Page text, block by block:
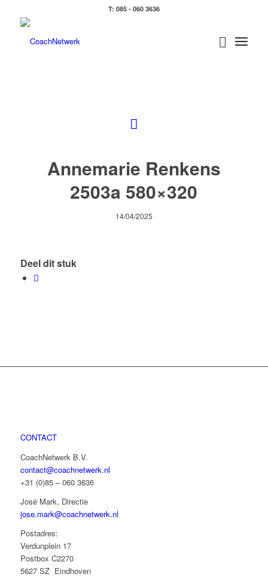
T: 085 - 060 3636
Annemarie Renkens
2503a 580×320
14/04/2025
Deel dit stuk
CONTACT
CoachNetwerk B.V.
contact@coachnetwerk.nl
+31 (0)85 – 060 3636
José Mark, Directie
jose.mark@coachnetwerk.nl
Postadres:
Verdunplein 17
Postbox C2270
5627 SZ Eindhoven